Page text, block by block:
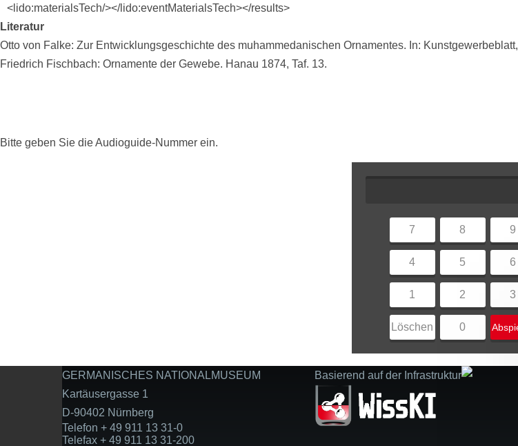
<lido:materialsTech/></lido:eventMaterialsTech></results>
Literatur
Otto von Falke: Zur Entwicklungsgeschichte des muhammedanischen Ornamentes. In:
Friedrich Fischbach: Ornamente der Gewebe. Hanau 1874, Taf. 13.
Bitte geben Sie die Audioguide-Nummer ein.
7 8 9
4 5 6
1 2 3
Löschen 0
GERMANISCHES NATIONALMUSEUM
Kartäusergasse 1
D-90402 Nürnberg
Telefon + 49 911 13 31-0
Telefax + 49 911 13 31-200
Basierend auf der Infrastruktur